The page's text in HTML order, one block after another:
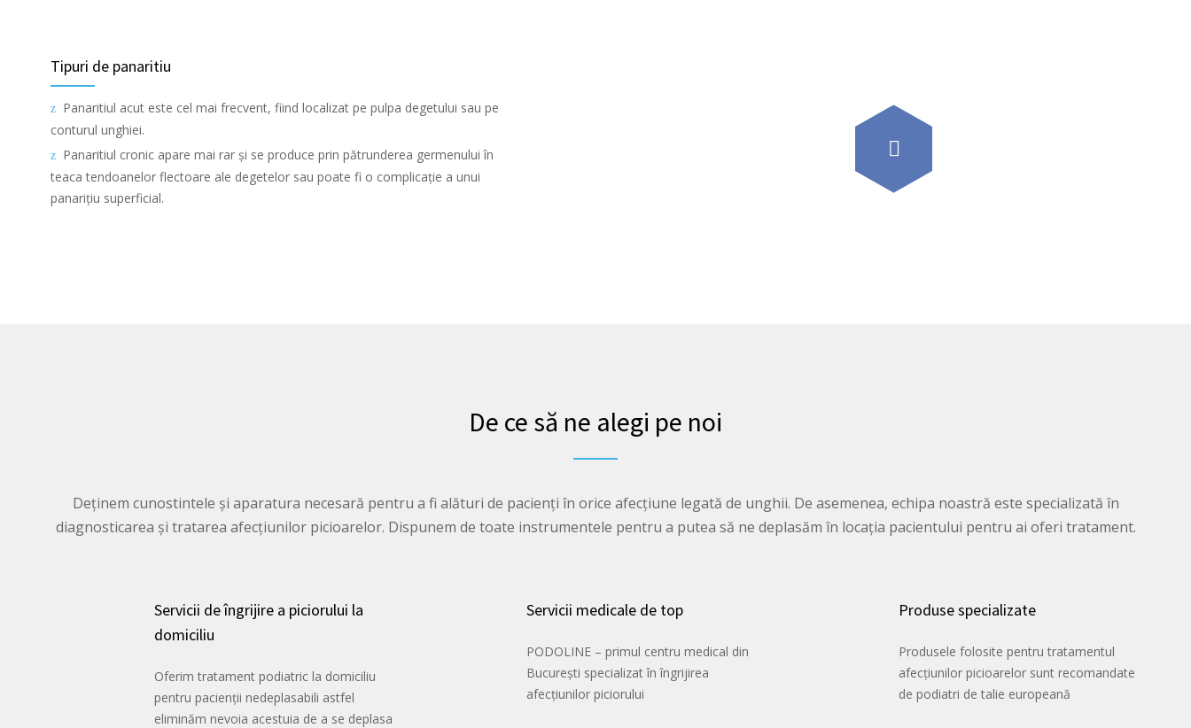
Tipuri de panaritiu
Panaritiul acut este cel mai frecvent, fiind localizat pe pulpa degetului sau pe
conturul unghiei.
Panaritiul cronic apare mai rar și se produce prin pătrunderea germenului în
teaca tendoanelor flectoare ale degetelor sau poate fi o complicație a unui
panarițiu superficial.
De ce să ne alegi pe noi
Deținem cunostintele și aparatura necesară pentru a fi alături de pacienți în orice afecțiune legată de unghii. De asemenea, echipa noastră este specializată în
diagnosticarea și tratarea afecțiunilor picioarelor. Dispunem de toate instrumentele pentru a putea să ne deplasăm în locația pacientului pentru ai oferi tratament.
Servicii de îngrijire a piciorului la
domiciliu
Oferim tratament podiatric la domiciliu
pentru pacienții nedeplasabili astfel
eliminăm nevoia acestuia de a se deplasa
Servicii medicale de top
PODOLINE – primul centru medical din
București specializat în îngrijirea
afecțiunilor piciorului
Produse specializate
Produsele folosite pentru tratamentul
afecțiunilor picioarelor sunt recomandate
de podiatri de talie europeană